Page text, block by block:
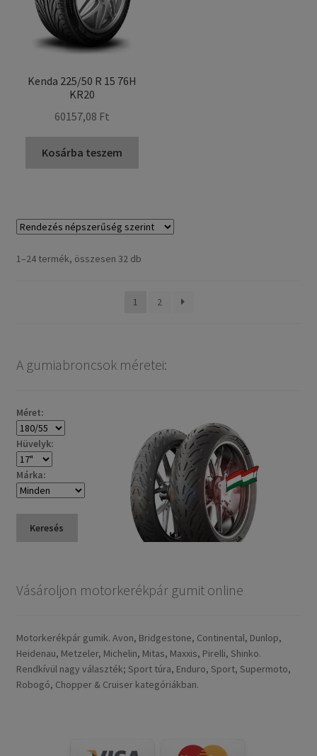
Kenda 225/50 R 15 76H
KR20
60157,08 Ft
Kosárba teszem
1–24 termék, összesen 32 dbSorted
1
2
A gumiabroncsok méretei:
Méret:
Hüvelyk:
Márka:
Keresés
Vásároljon motorkerékpár gumit online
Motorkerékpár gumik. Avon, Bridgestone, Continental, Dunlop,
Heidenau, Metzeler, Michelin, Mitas, Maxxis, Pirelli, Shinko.
Rendkívül nagy választék; Sport túra, Enduro, Sport, Supermoto,
Robogó, Chopper & Cruiser kategóriákban.